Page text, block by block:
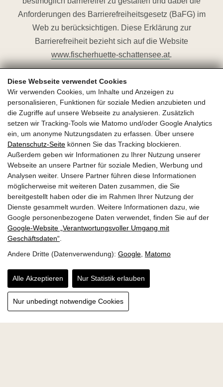
Diese Webseite verwendet Cookies
Wir verwenden Cookies, um Inhalte und Anzeigen zu
personalisieren, Funktionen für soziale Medien anzubieten und
die Zugriffe auf unsere Webseite zu analysieren. Zusätzlich
setzen wir Tracking-Tools wie Matomo und/oder Google Analytics
ein, um anonyme Nutzungsdaten zu erfassen. Über unsere
Datenschutz-Seite können Sie das Tracking blockieren.
Außerdem geben wir Informationen zu Ihrer Nutzung unserer
Webseite an unsere Partner für soziale Medien, Werbung und
Analysen weiter. Unsere Partner führen diese Informationen
möglicherweise mit weiteren Daten zusammen, die Sie
bereitgestellt haben oder die im Rahmen Ihrer Nutzung der
Dienste gesammelt wurden. Weitere Informationen dazu, wie
Google personenbezogene Daten verwendet, finden Sie auf der
Google‑Website „Verantwortungsvoller Umgang mit
Geschäftsdaten“
Andere Dritte (Datenverwendung): Google Matomo
Alle Akzeptieren Nur Statistik erlauben
Nur unbedingt notwendige Cookies
Anforderungen des Barrierefreiheitsgesetz (BaFG) im
Web zu berücksichtigen. Diese Erklärung zur
Barrierefreiheit bezieht sich auf die Website
www.fischerhuette-schattensee.at.
Die Website wurde nach den Vorgaben der „Richtlinien
für barrierefreie Webinhalte – WCAG 2.2“ optimiert. Wir
haben alle technisch möglichen Maßnahmen nach
bestem Wissen und Gewissen umgesetzt, um eine
weitgehende Barrierefreiheit zu gewährleisten.
Diese Erklärung wurde am 16. Juni 2025 erstellt.
Feedback und Kontakt
Sollten Sie Inhalte auf unserer Website entdecken, die
nicht barrierefrei zugänglich sind, oder möchten Sie uns
Feedback geben, kontaktieren Sie uns gerne per E-Mail
unterinfo@fischerhuette-schattensee.at
Wir prüfen Ihre Anfrage sorgfältig und bemühen uns, Sie